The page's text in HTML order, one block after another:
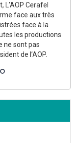
Cerafel
face aux très
face à la
les productions
ne sont pas
de l’AOP.